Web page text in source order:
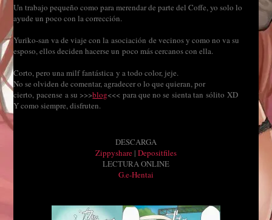
Un trabajo pequeño como para merendar de parte del Coffe, yo solo lo
ayude un poco con la corrección.
Yuriko-san va de viaje con la asociación de vecinos y como no va su
esposo, ellos deciden hacerse un poco más cercanos con ella.
Corto, pero una milf fantástica y a todo color, jeje.
No se olviden de comentar, agradecer o lo que quieran, por
cierto, pacense a su >>>blog<<< para que no se sienta tan sólito XD
Y como siempre, disfruten.
DESCARGA
Zippyshare | Depositfiles
LECTURA ONLINE
G.e-Hentai